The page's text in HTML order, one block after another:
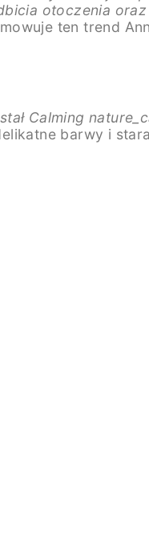
otoczenia
ten trend
Calming
barwy i